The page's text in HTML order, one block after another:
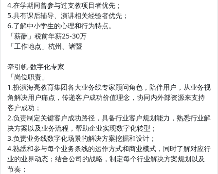
4.在学期间曾参与过支教项目者优先；
5.具有课后辅导、演讲相关经验者优先；
6.了解中小学生的心理和行为特点。
「薪酬」税前年薪25-30万
「工作地点」杭州、诸暨
牵引帆-数字化专家
「岗位职责」
1.扮演海亮教育集团各大业务线专家顾问角色，陪伴用户，从业务视
角解决用户痛点，传递客户成功价值理念，协同内外部资源来支持
客户成功；
2.负责制定关键客户成功路径，具备行业客户规划能力，熟悉行业解
决方案以及业务流程，帮助企业实现数字化转型；
3.负责业务线数字化场景的解决方案挖掘和设计；
4.熟悉和参与每个业务条线的运作方式和商业模式，同时了解对应行
业的业界动态；结合公司的战略，制定每个行业解决方案规划以及
节奏；